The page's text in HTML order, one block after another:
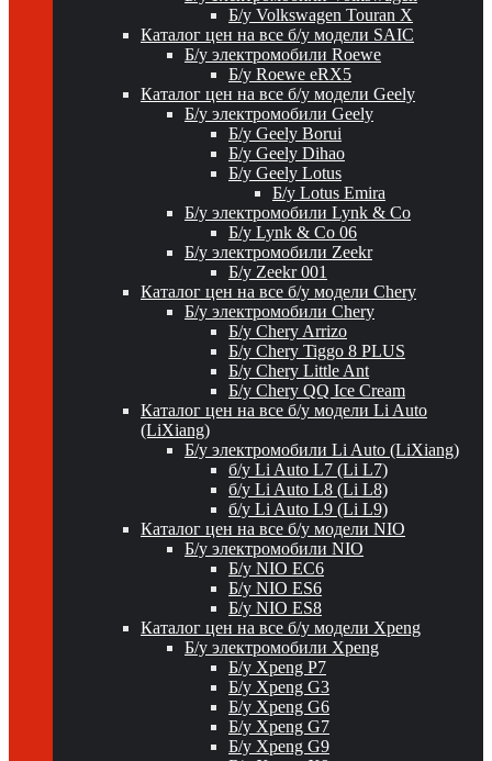
Б/у Volkswagen Touran X
Каталог цен на все б/у модели SAIC
Б/у электромобили Roewe
Б/у Roewe eRX5
Каталог цен на все б/у модели Geely
Б/у электромобили Geely
Б/у Geely Borui
Б/у Geely Dihao
Б/у Geely Lotus
Б/у Lotus Emira
Б/у электромобили Lynk & Co
Б/у Lynk & Co 06
Б/у электромобили Zeekr
Б/у Zeekr 001
Каталог цен на все б/у модели Chery
Б/у электромобили Chery
Б/у Chery Arrizo
Б/у Chery Tiggo 8 PLUS
Б/у Chery Little Ant
Б/у Chery QQ Ice Cream
Каталог цен на все б/у модели Li Auto
(LiXiang)
Б/у электромобили Li Auto (LiXiang)
б/у Li Auto L7 (Li L7)
б/у Li Auto L8 (Li L8)
б/у Li Auto L9 (Li L9)
Каталог цен на все б/у модели NIO
Б/у электромобили NIO
Б/у NIO EC6
Б/у NIO ES6
Б/у NIO ES8
Каталог цен на все б/у модели Xpeng
Б/у электромобили Xpeng
Б/у Xpeng P7
Б/у Xpeng G3
Б/у Xpeng G6
Б/у Xpeng G7
Б/у Xpeng G9